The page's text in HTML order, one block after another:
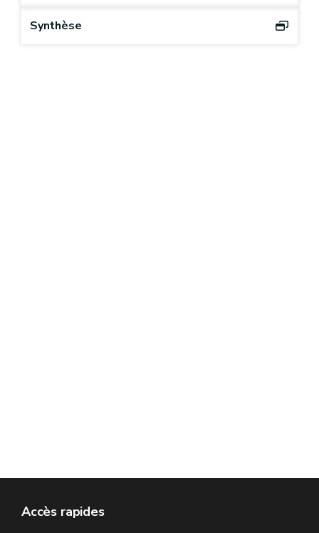
Synthèse
Accès rapides